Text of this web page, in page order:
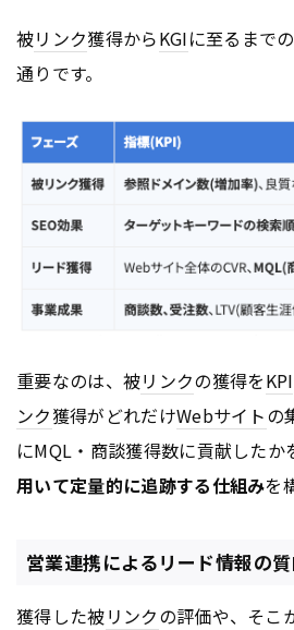
被リンク獲得からKGIに至るまで
通りです。
重要なのは、被リンクの獲得をKPI
ンク獲得がどれだけWebサイトの
にMQL・商談獲得数に貢献したか
用いて定量的に追跡する仕組みを
営業連携によるリード情報の
獲得した被リンクの評価や、そこ